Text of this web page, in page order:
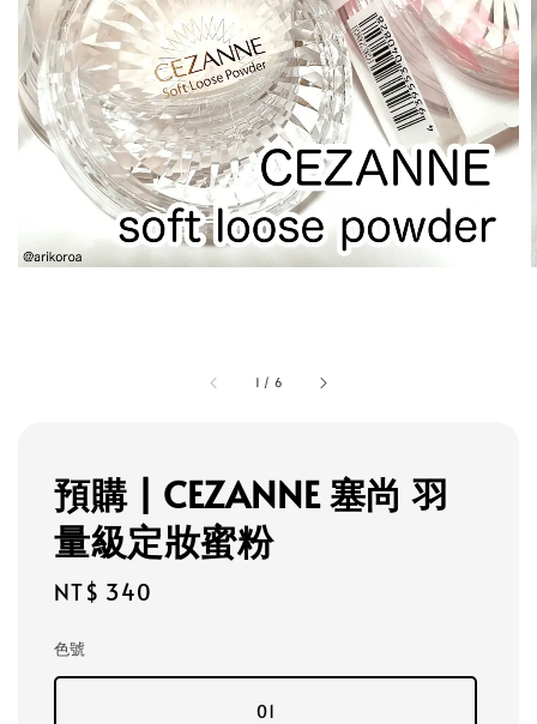
1 / 6
預購 | CEZANNE 塞尚 羽
量級定妝蜜粉
Regular
NT$ 340
色號
01